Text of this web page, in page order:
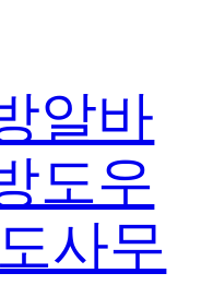
알바
도우
사무